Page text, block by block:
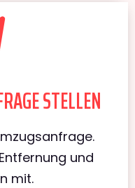
STELLEN
und
mit.